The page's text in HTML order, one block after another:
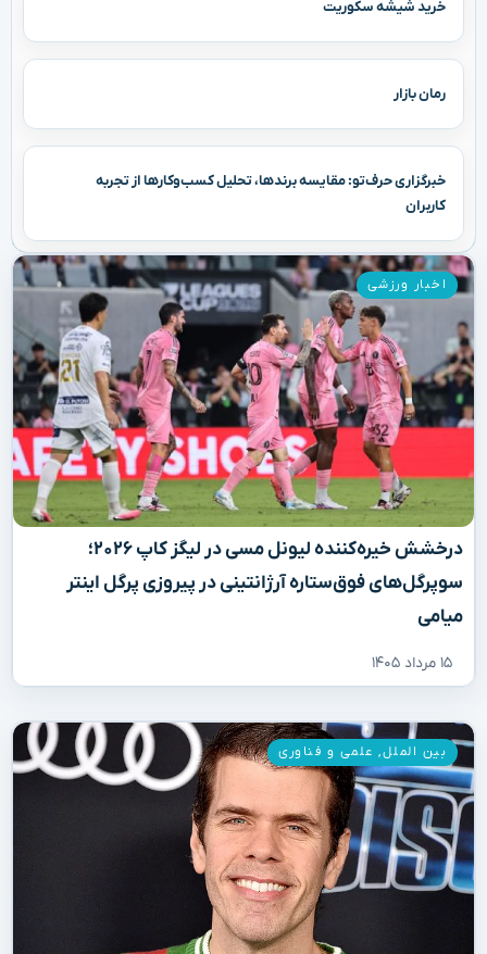
خرید شیشه سکوریت
رمان بازار
خبرگزاری حرف‌تو: مقایسه برندها، تحلیل کسب‌وکارها از تجربه
کاربران
درخشش خیره‌کننده لیونل مسی در لیگز کاپ ۲۰۲۶؛
سوپرگل‌های فوق‌ستاره آرژانتینی در پیروزی پرگل اینتر
میامی
۱۵ مرداد ۱۴۰۵
اخبار ورزشی
بین الملل, علمی و فناوری